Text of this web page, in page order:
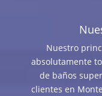
Nuestro
absolutamente
de baños
clientes en